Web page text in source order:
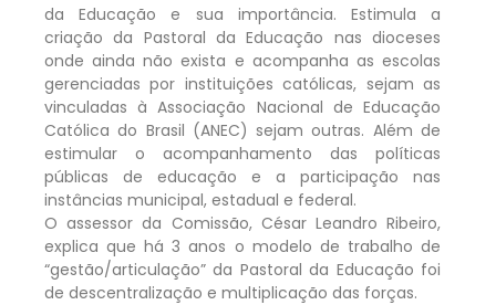
da Educação e sua importância. Estimula a
criação da Pastoral da Educação nas dioceses
onde ainda não exista e acompanha as escolas
gerenciadas por instituições católicas, sejam as
vinculadas à Associação Nacional de Educação
Católica do Brasil (ANEC) sejam outras. Além de
estimular o acompanhamento das políticas
públicas de educação e a participação nas
instâncias municipal, estadual e federal.
O assessor da Comissão, César Leandro Ribeiro,
explica que há 3 anos o modelo de trabalho de
“gestão/articulação” da Pastoral da Educação foi
de descentralização e multiplicação das forças.